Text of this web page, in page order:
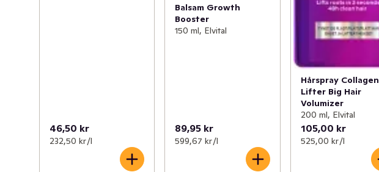
46,50 kr
232,50 kr /l
Balsam Growth
Booster
150 ml, Elvital
89,95 kr
599,67 kr /l
Hårspray Collagen
Lifter Big Hair
Volumizer
200 ml, Elvital
105,00 kr
525,00 kr /l